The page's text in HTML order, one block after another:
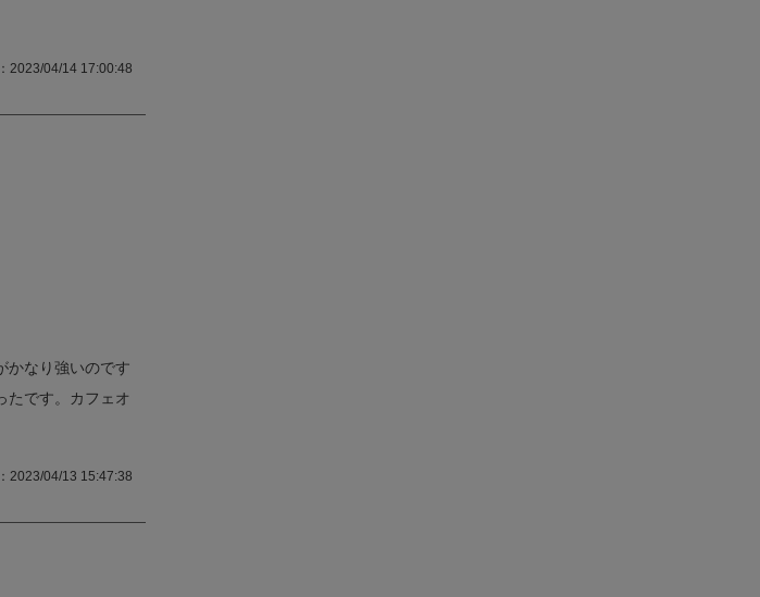
2023/04/14 17:00:48
かなり強いのです
たです。カフェオ
2023/04/13 15:47:38